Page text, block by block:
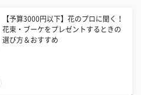
【予算3000円以下】花のプロに聞く！
花束・ブーケをプレゼントするときの
選び方＆おすすめ